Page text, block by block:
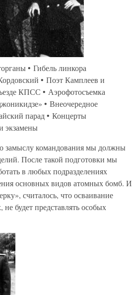
• Гибель линкора
• Поэт Камплеев и
КПСС • Аэрофотосъемка
• Внеочередное
парад • Концерты
экзамены
замыслу командования мы должны
После такой подготовки мы
в любых подразделениях
основных видов атомных бомб. И
считалось, что осваивание
будет представлять особых